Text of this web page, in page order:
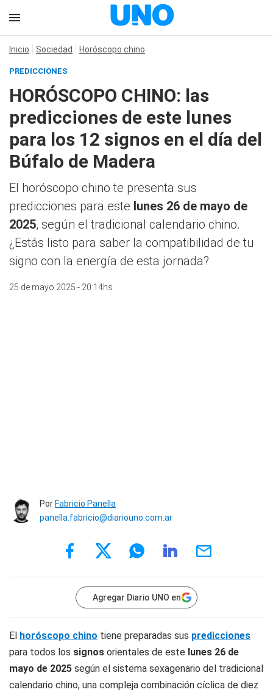
Inicio Sociedad Horóscopo chino
PREDICCIONES
HORÓSCOPO CHINO: las
predicciones de este lunes
para los 12 signos en el día del
Búfalo de Madera
El horóscopo chino te presenta sus
predicciones para este lunes 26 de mayo de
2025, según el tradicional calendario chino.
¿Estás listo para saber la compatibilidad de tu
signo con la energía de esta jornada?
25 de mayo 2025 - 20:14hs
Por Fabricio Panella
panella.fabricio@diariouno.com.ar
Agregar Diario UNO en
El horóscopo chino tiene preparadas sus predicciones
para todos los signos orientales de este lunes 26 de
mayo de 2025 según el sistema sexagenario del tradicional
calendario chino, una compleja combinación cíclica de diez